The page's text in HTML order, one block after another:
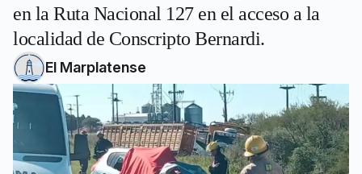
en la Ruta Nacional 127 en el acceso a la
localidad de Conscripto Bernardi.
El Marplatense